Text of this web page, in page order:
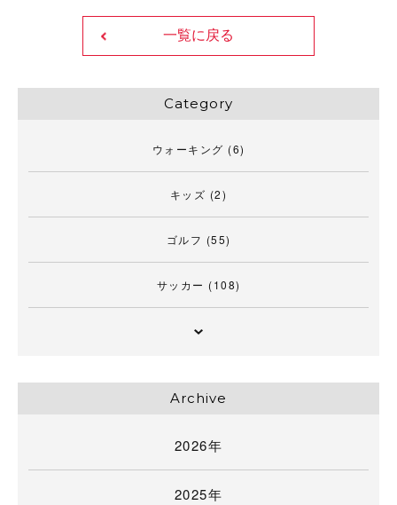
一覧に戻る
Category
ウォーキング (6)
キッズ (2)
ゴルフ (55)
サッカー (108)
Archive
2026年
2025年